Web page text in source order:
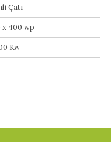
Çatı
x 400 wp
Kw